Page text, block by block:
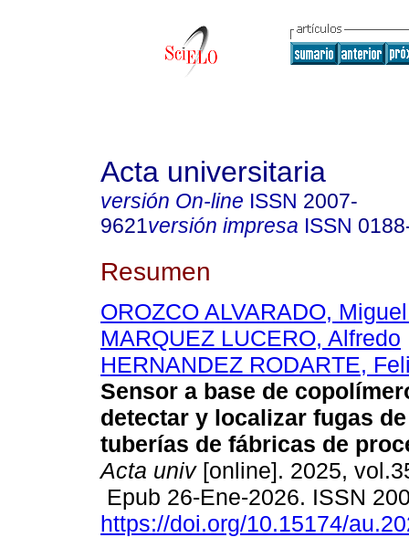
Acta universitaria
versión On-line ISSN 2007-
9621versión impresa ISSN
Resumen
OROZCO ALVARADO,
MARQUEZ LUCERO, Alfredo
HERNANDEZ RODARTE,
Sensor a base de
detectar y localizar fugas
tuberías de fábricas de
Acta univ[online]. 2025,
Epub 26-Ene-2026. ISSN
https://doi.org/10.15174/